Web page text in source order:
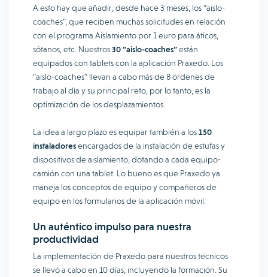
A esto hay que añadir, desde hace 3 meses, los “aislo-
coaches”, que reciben muchas solicitudes en relación
con el programa Aislamiento por 1 euro para áticos,
sótanos, etc. Nuestros30 “aislo-coaches”están
equipados con tablets con la aplicación Praxedo. Los
“aislo-coaches” llevan a cabo más de 8 órdenes de
trabajo al día y su principal reto, por lo tanto, es la
optimización de los desplazamientos.
La idea a largo plazo es equipar también a los150
instaladoresencargados de la instalación de estufas y
dispositivos de aislamiento, dotando a cada equipo-
camión con una tablet. Lo bueno es que Praxedo ya
maneja los conceptos de equipo y compañeros de
equipo en los formularios de la aplicación móvil.
Un auténtico impulso para nuestra
productividad
La implementación de Praxedo para nuestros técnicos
se llevó a cabo en 10 días, incluyendo la formación. Su